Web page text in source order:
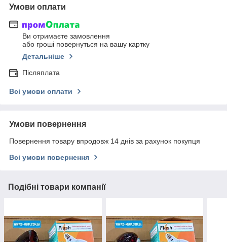
Умови оплати
Ви отримаєте замовлення
або гроші повернуться на вашу картку
Детальніше
Післяплата
Всі умови оплати
Умови повернення
Повернення товару впродовж 14 днів за рахунок покупця
Всі умови повернення
Подібні товари компанії